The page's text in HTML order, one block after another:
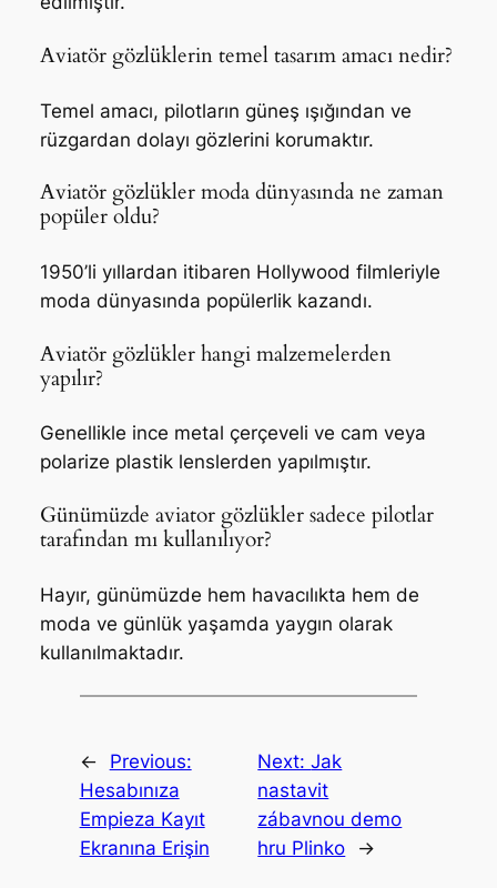
Aviatör gözlüklerin temel tasarım amacı nedir?
Temel amacı, pilotların güneş ışığından ve
rüzgardan dolayı gözlerini korumaktır.
Aviatör gözlükler moda dünyasında ne zaman
popüler oldu?
1950’li yıllardan itibaren Hollywood filmleriyle
moda dünyasında popülerlik kazandı.
Aviatör gözlükler hangi malzemelerden
yapılır?
Genellikle ince metal çerçeveli ve cam veya
polarize plastik lenslerden yapılmıştır.
Günümüzde aviator gözlükler sadece pilotlar
tarafından mı kullanılıyor?
Hayır, günümüzde hem havacılıkta hem de
moda ve günlük yaşamda yaygın olarak
kullanılmaktadır.
←
Previous:
Hesabınıza
Empieza Kayıt
Ekranına Erişin
Next:Jak
nastavit
zábavnou demo
hru Plinko
→